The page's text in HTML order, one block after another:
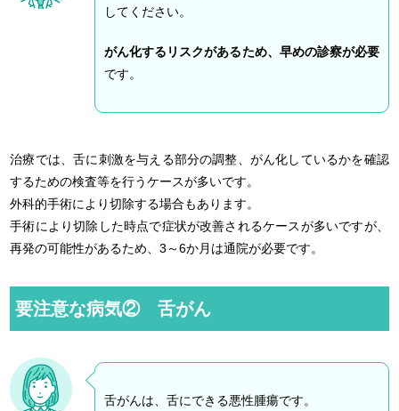
してください。
がん化するリスクがあるため、早めの診察が必要
です。
治療では、舌に刺激を与える部分の調整、がん化しているかを確認
するための検査等を行うケースが多いです。
外科的手術により切除する場合もあります。
手術により切除した時点で症状が改善されるケースが多いですが、
再発の可能性があるため、3～6か月は通院が必要です。
要注意な病気② 舌がん
舌がんは、舌にできる悪性腫瘍です。